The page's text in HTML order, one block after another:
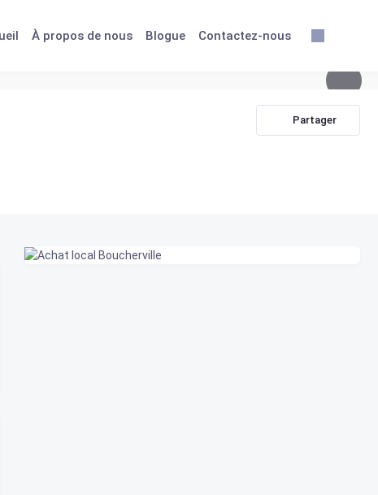
À propos de nous Blogue Contactez-nous
Partager